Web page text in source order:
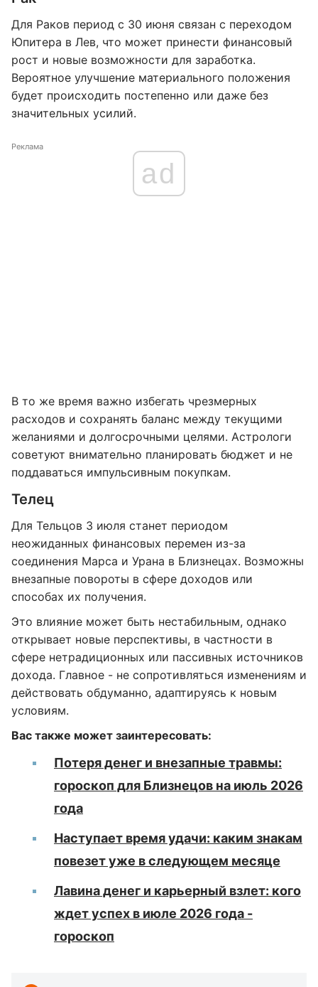
Для Раков период с 30 июня связан с переходом
Юпитера в Лев, что может принести финансовый
рост и новые возможности для заработка.
Вероятное улучшение материального положения
будет происходить постепенно или даже без
значительных усилий.
Реклама
ad
В то же время важно избегать чрезмерных
расходов и сохранять баланс между текущими
желаниями и долгосрочными целями. Астрологи
советуют внимательно планировать бюджет и не
поддаваться импульсивным покупкам.
Телец
Для Тельцов 3 июля станет периодом
неожиданных финансовых перемен из-за
соединения Марса и Урана в Близнецах. Возможны
внезапные повороты в сфере доходов или
способах их получения.
Это влияние может быть нестабильным, однако
открывает новые перспективы, в частности в
сфере нетрадиционных или пассивных источников
дохода. Главное - не сопротивляться изменениям и
действовать обдуманно, адаптируясь к новым
условиям.
Вас также может заинтересовать:
Потеря денег и внезапные травмы:
гороскоп для Близнецов на июль 2026
года
Наступает время удачи: каким знакам
повезет уже в следующем месяце
Лавина денег и карьерный взлет: кого
ждет успех в июле 2026 года -
гороскоп